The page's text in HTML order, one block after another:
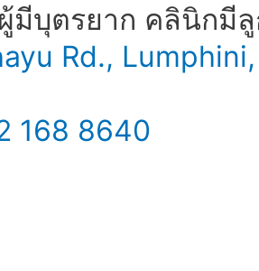
มีบุตรยาก คลินิกมี
Rd.,
168 8640